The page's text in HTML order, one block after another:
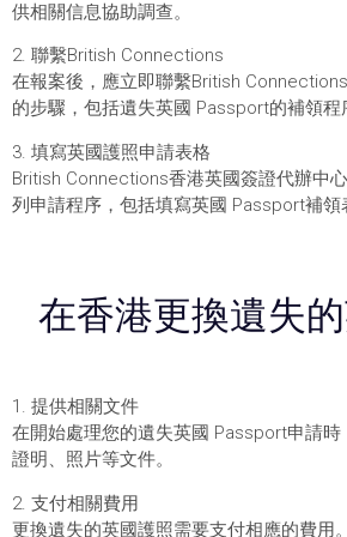
供相關信息協助調查。
2. 聯繫British Connections
在報案後，應立即聯繫British
的步驟，包括遺失英國 Passport的補領程
3. 填寫英國護照申請表格
British Connections香港英國簽證代辦中
列申請程序，包括填寫英國 Passport補領
在香港更換遺失
1. 提供相關文件
在開始處理您的遺失英國 Passport申請
證明、照片等文件。
2. 支付相關費用
更換遺失的英國護照需要支付相應的費用。